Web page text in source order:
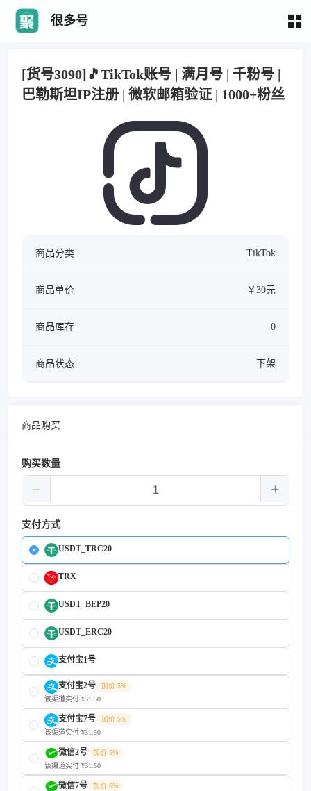
很多号
[货号3090]🎵TikTok账号 | 满月号 | 千粉号 |
巴勒斯坦IP注册 | 微软邮箱验证 | 1000+粉丝
商品分类 TikTok
商品单价 ￥30元
商品库存 0
商品状态 下架
商品购买
购买数量
支付方式
USDT_TRC20
TRX
USDT_BEP20
USDT_ERC20
支付宝1号
支付宝2号
加价 5%
该渠道实付 ¥31.50
支付宝7号
加价 5%
该渠道实付 ¥31.50
微信2号
加价 5%
该渠道实付 ¥31.50
微信7号
加价 6%